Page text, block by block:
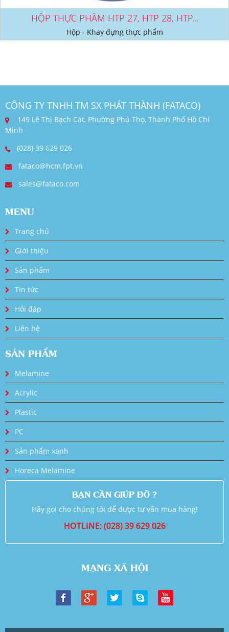
HỘP THỰC PHẨM HTP 27, HTP 28, HTP...
Hộp - Khay đựng thực phẩm
CÔNG TY TNHH TM SX PHÁT THÀNH (FATACO)
149 Lê Thị Bạch Cát, Phường Phú Thọ, Thành Phố Hồ Chí
Minh
(028) 39 629 026
fataco@hcm.fpt.vn
sales@fataco.com
MENU
Trang chủ
Giới thiệu
Sản phẩm
Tin tức
Hỏi đáp
Liên hệ
SẢN PHẨM
Melamine
Acrylic
Plastic
PC
Sản phẩm xanh
Horeca Melamine
BẠN CẦN GIÚP ĐỠ ?
Hãy gọi cho chúng tôi để được tư vấn mua hàng!
HOTLINE: (028) 39 629 026
MẠNG XÃ HỘI